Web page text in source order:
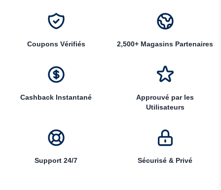
Coupons Vérifiés 2,500+ Magasins Partenaires
Cashback Instantané
Approuvé par les
Utilisateurs
Support 24/7 Sécurisé & Privé